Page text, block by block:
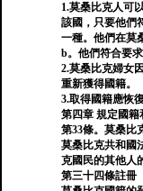
1.莫桑比克人可
該國，只要他們
一種。他們在莫
b。他們符合要
2.莫桑比克婦女
重新獲得國籍。
3.取得國籍應恢
第四章 規定國籍
第33條。莫桑比
莫桑比克共和國
克國民的其他人
第三十四條註冊